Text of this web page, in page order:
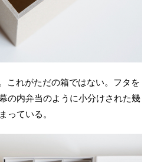
これがただの箱ではない。フタを
の内弁当のように小分けされた幾
っている。